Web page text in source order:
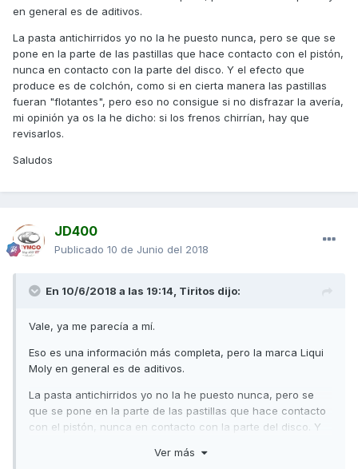
en general es de aditivos.
La pasta antichirridos yo no la he puesto nunca, pero se que se
pone en la parte de las pastillas que hace contacto con el pistón,
nunca en contacto con la parte del disco. Y el efecto que
produce es de colchón, como si en cierta manera las pastillas
fueran "flotantes", pero eso no consigue si no disfrazar la avería,
mi opinión ya os la he dicho: si los frenos chirrían, hay que
revisarlos.
Saludos
JD400
Publicado 10 de Junio del 2018
En 10/6/2018 a las 19:14, Tiritos dijo:
Vale, ya me parecía a mí.
Eso es una información más completa, pero la marca Liqui
Moly en general es de aditivos.
La pasta antichirridos yo no la he puesto nunca, pero se
que se pone en la parte de las pastillas que hace contacto
con el pistón, nunca en contacto con la parte del disco. Y
manera las pastillas fueran "flotantes", pero eso no
Ver más